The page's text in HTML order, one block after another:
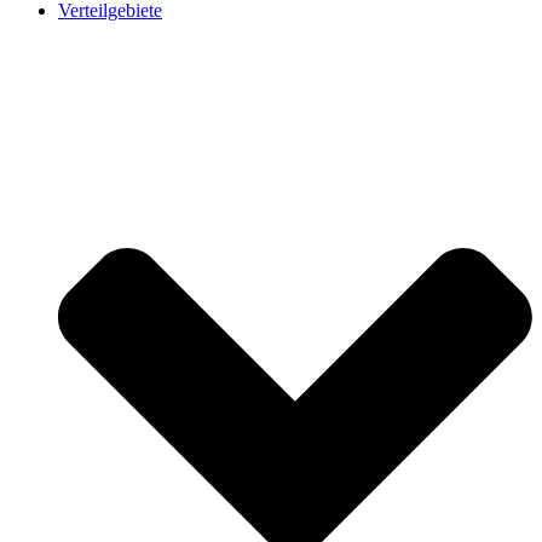
Verteilgebiete